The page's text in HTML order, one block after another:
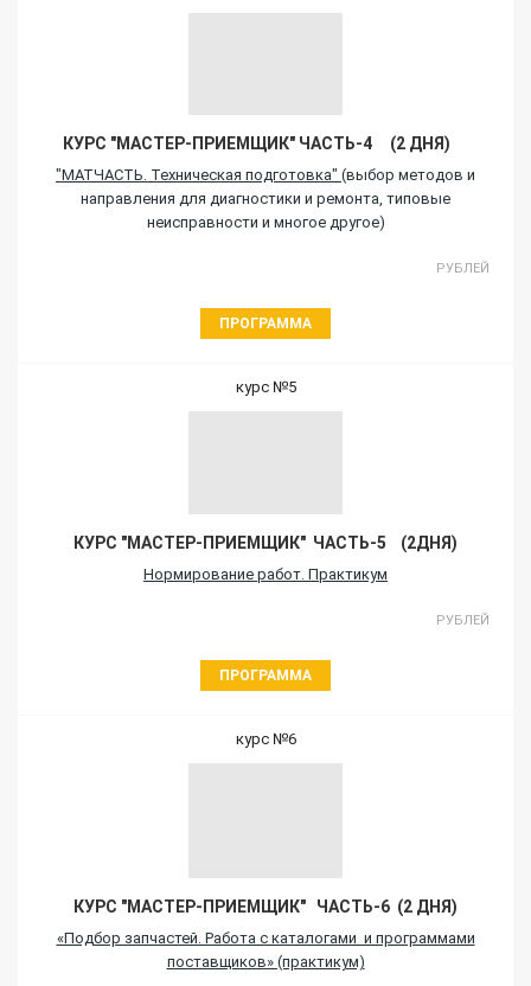
КУРС "МАСТЕР-ПРИЕМЩИК" ЧАСТЬ-4 (2 ДНЯ)
"МАТЧАСТЬ. Техническая подготовка" (выбор методов и
направления для диагностики и ремонта, типовые
неисправности и многое другое)
РУБЛЕЙ
ПРОГРАММА
курс №5
КУРС "МАСТЕР-ПРИЕМЩИК" ЧАСТЬ-5 (2ДНЯ)
Нормирование работ. Практикум
РУБЛЕЙ
ПРОГРАММА
курс №6
КУРС "МАСТЕР-ПРИЕМЩИК" ЧАСТЬ-6 (2 ДНЯ)
«Подбор запчастей. Работа с каталогами и программами
поставщиков» (практикум)